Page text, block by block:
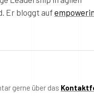
Er bloggt auf
gerne über das